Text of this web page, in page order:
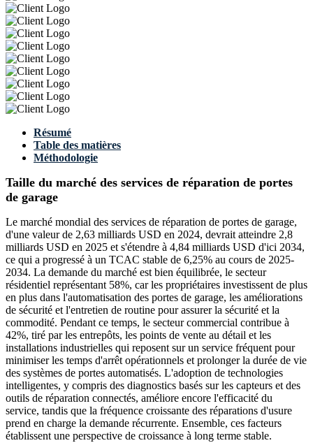
Résumé
Table des matières
Méthodologie
Taille du marché des services de réparation de portes
de garage
Le marché mondial des services de réparation de portes de garage,
d'une valeur de 2,63 milliards USD en 2024, devrait atteindre 2,8
milliards USD en 2025 et s'étendre à 4,84 milliards USD d'ici 2034,
ce qui a progressé à un TCAC stable de 6,25% au cours de 2025-
2034. La demande du marché est bien équilibrée, le secteur
résidentiel représentant 58%, car les propriétaires investissent de plus
en plus dans l'automatisation des portes de garage, les améliorations
de sécurité et l'entretien de routine pour assurer la sécurité et la
commodité. Pendant ce temps, le secteur commercial contribue à
42%, tiré par les entrepôts, les points de vente au détail et les
installations industrielles qui reposent sur un service fréquent pour
minimiser les temps d'arrêt opérationnels et prolonger la durée de vie
des systèmes de portes automatisés. L'adoption de technologies
intelligentes, y compris des diagnostics basés sur les capteurs et des
outils de réparation connectés, améliore encore l'efficacité du
service, tandis que la fréquence croissante des réparations d'usure
prend en charge la demande récurrente. Ensemble, ces facteurs
établissent une perspective de croissance à long terme stable.